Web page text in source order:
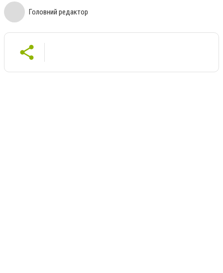
Головний редактор